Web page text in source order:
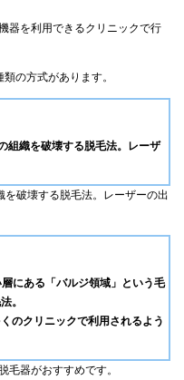
器を利用できるクリニックで行
の方式があります。
組織を破壊する脱毛法。レーザ
破壊する脱毛法。レーザーの出
にある「バルジ領域」という毛
。
のクリニックで利用されるよう
毛器がおすすめです。